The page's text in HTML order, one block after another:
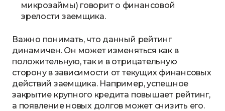
микрозаймы) говорит о финансовой
зрелости заемщика.
Важно понимать, что данный рейтинг
динамичен. Он может изменяться как в
положительную, так и в отрицательную
сторону в зависимости от текущих финансовых
действий заемщика. Например, успешное
закрытие крупного кредита повышает рейтинг,
а появление новых долгов может снизить его.